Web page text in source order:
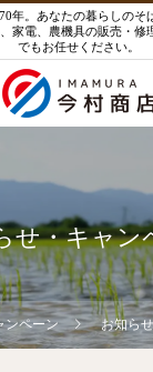
年。あなたの暮らしのそ
家電、農機具の販売・修
でもお任せください。
せ・キャン
ンペーン お知らせ